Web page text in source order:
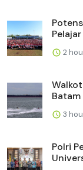
2
Batam
3
Polri